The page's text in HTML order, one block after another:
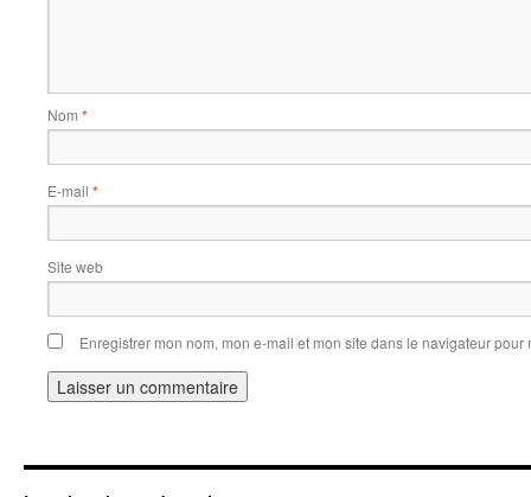
Nom *
E-mail *
Site web
Enregistrer mon nom, mon e-mail et mon site dans le navigateur